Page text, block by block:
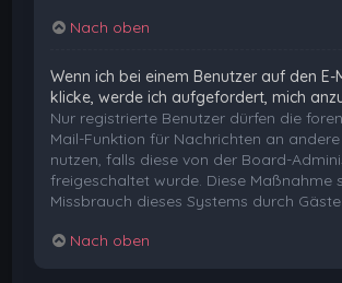
Nach oben
Wenn ich bei einem Benutzer auf den E-
klicke, werde ich aufgefordert, mich
Nur registrierte Benutzer dürfen die
Mail-Funktion für Nachrichten an
nutzen, falls diese von der Board-
freigeschaltet wurde. Diese Maßnahme
Missbrauch dieses Systems durch
Nach oben